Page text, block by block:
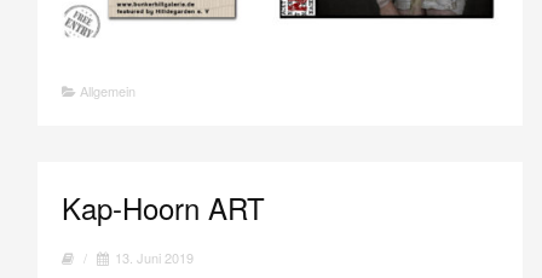
Allgemein
Kap-Hoorn ART
/ 13. Juni 2019